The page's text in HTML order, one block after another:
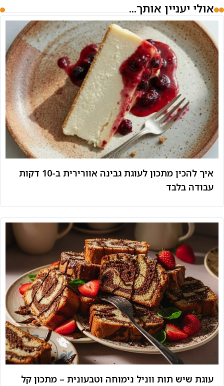
אולי יעניין אותך...
איך להכין מתכון לעוגת גבינה אוורירית ב-10 דקות
עבודה בלבד
עוגת שיש תות ווניל נימוחה וטבעונית – מתכון קל